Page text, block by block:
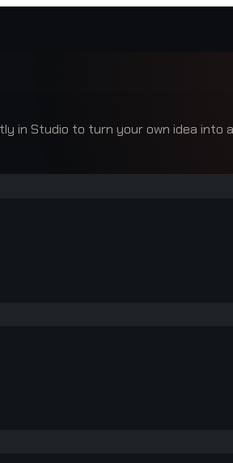
in Studio to turn your own idea into